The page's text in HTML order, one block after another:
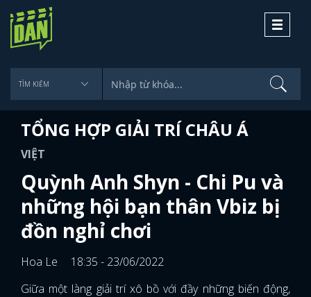
Toggle
TỔNG HỢP GIẢI TRÍ CHÂU Á
VIỆT
Quỳnh Anh Shyn - Chi Pu và
những hội bạn thân Vbiz bị
đồn nghỉ chơi
Hoa Le
18:35 - 23/06/2022
Giữa một làng giải trí xô bồ với đầy những biến động,